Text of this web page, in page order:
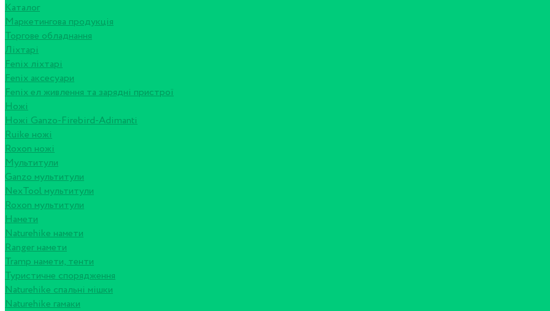
Каталог
Маркетингова продукція
Торгове обладнання
Ліхтарі
Fenix ліхтарі
Fenix аксесуари
Fenix ел живлення та зарядні пристрої
Ножі
Ножі Ganzo-Firebird-Adimanti
Ruike ножі
Roxon ножi
Мультитули
Ganzo мультитули
NexTool мультитули
Roxon мультитули
Намети
Naturehike намети
Ranger намети
Tramp намети, тенти
Туристичне спорядження
Naturehike спальні мішки
Naturehike гамаки